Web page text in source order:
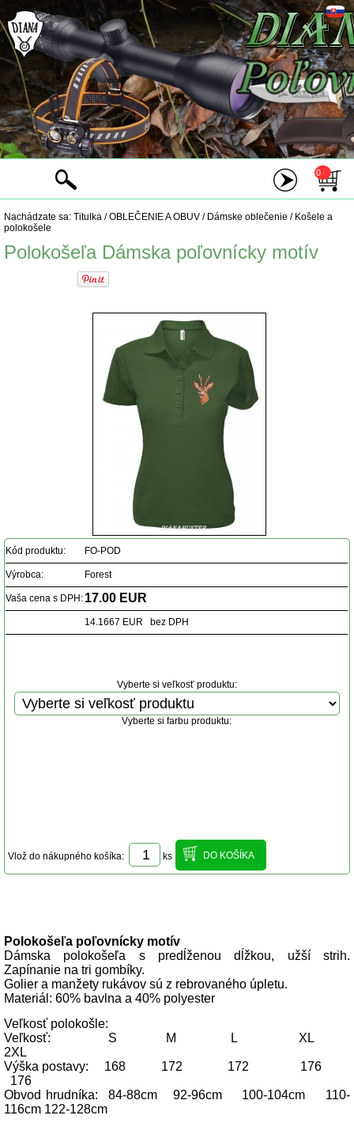
0
Nachádzate sa: Titulka /OBLEČENIE A OBUV / Dámske oblečenie / Košele a
polokošele
Polokošeľa Dámska poľovnícky motív
Kód produktu: FO-POD
Výrobca: Forest
Vaša cena s DPH: 17.00 EUR
14.1667 EUR bez DPH
Vyberte si veľkosť produktu:
Vyberte si farbu produktu:
Vlož do nákupného košíka: ks
Polokošeľa poľovnícky motív
Dámska polokošeľa s predĺženou dĺžkou, užší strih.
Zapínanie na tri gombíky.
Golier a manžety rukávov sú z rebrovaného úpletu.
Materiál: 60% bavlna a 40% polyester
Veľkosť polokošle:
Veľkosť: S M L XL
2XL
Výška postavy: 168 172 172 176
176
Obvod hrudníka: 84-88cm 92-96cm 100-104cm 110-
116cm 122-128cm